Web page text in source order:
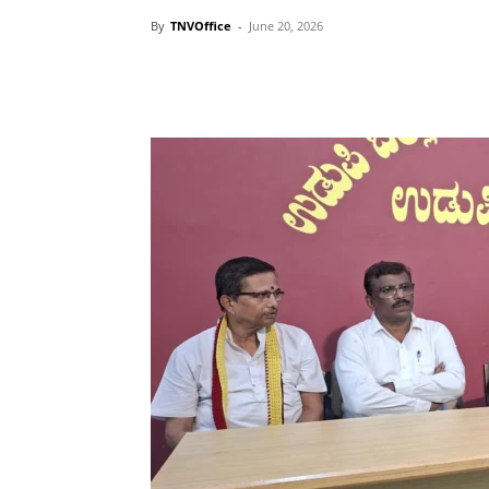
By TNVOffice - June 20, 2026